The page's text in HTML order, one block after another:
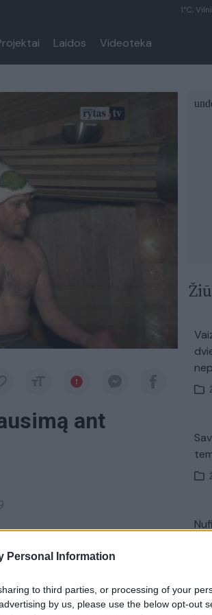
Personal Information
to third parties, or processing of your
by us, please use the below opt-out
1°C,
Laidos Videoteka
ant
10:00 val. per „Lietuvos
pirtys Kuršių marios
V.